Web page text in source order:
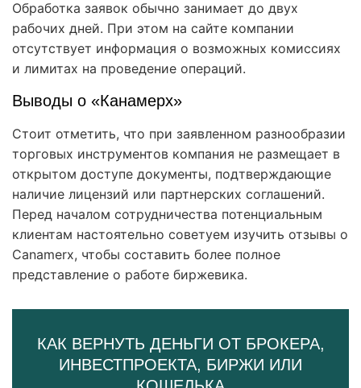
Обработка заявок обычно занимает до двух
рабочих дней. При этом на сайте компании
отсутствует информация о возможных комиссиях
и лимитах на проведение операций.
Выводы о «Канамерх»
Стоит отметить, что при заявленном разнообразии
торговых инструментов компания не размещает в
открытом доступе документы, подтверждающие
наличие лицензий или партнерских соглашений.
Перед началом сотрудничества потенциальным
клиентам настоятельно советуем изучить отзывы о
Canamerx, чтобы составить более полное
представление о работе биржевика.
КАК ВЕРНУТЬ ДЕНЬГИ ОТ БРОКЕРА,
ИНВЕСТПРОЕКТА, БИРЖИ ИЛИ